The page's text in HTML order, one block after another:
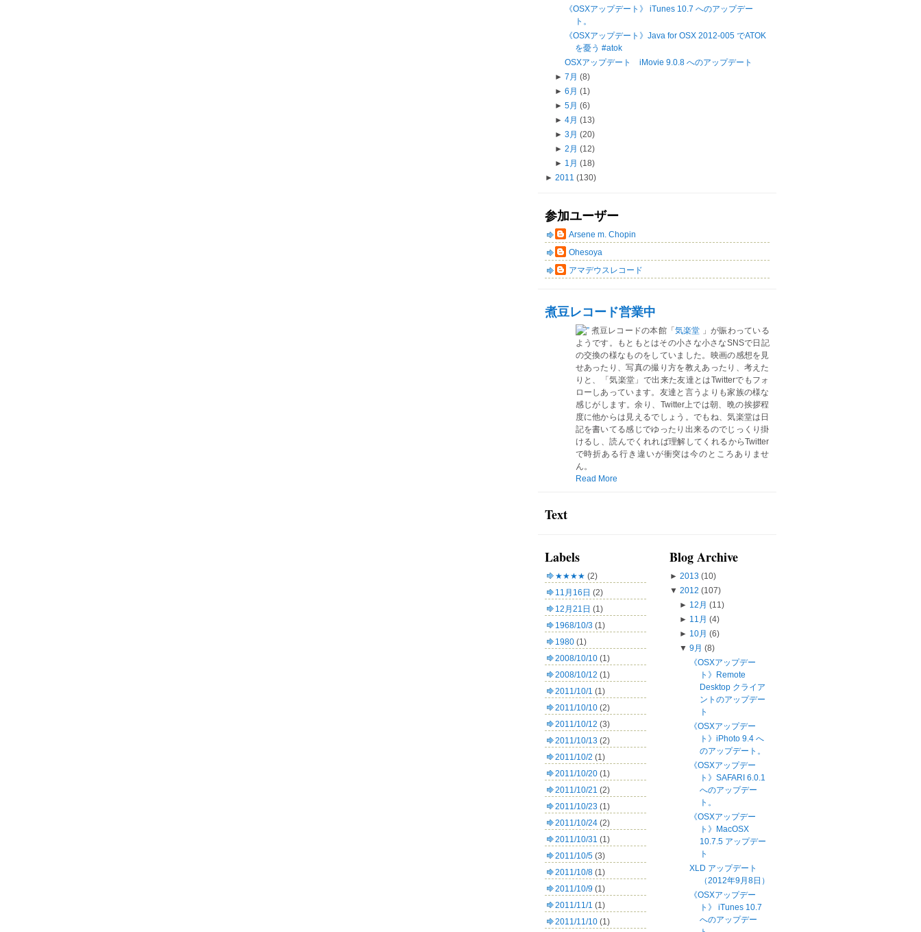
《OSXアップデート》 iTunes 10.7 へのアップデー
ト。
《OSXアップデート》Java for OSX 2012-005 でATOK
を憂う #atok
OSXアップデート iMovie 9.0.8 へのアップデート
► 7月 (8)
► 6月 (1)
► 5月 (6)
► 4月 (13)
► 3月 (20)
► 2月 (12)
► 1月 (18)
► 2011 (130)
参加ユーザー
Arsene m. Chopin
Ohesoya
アマデウスレコード
煮豆レコード営業中
煮豆レコードの本館「 気楽堂 」が賑わっている
ようです。もともとはその小さな小さなSNSで日記
の交換の様なものをしていました。映画の感想を見
せあったり、写真の撮り方を教えあったり、考えた
りと、「気楽堂」で出来た友達とはTwitterでもフォ
ローしあっています。友達と言うよりも家族の様な
感じがします。余り、Twitter上では朝、晩の挨拶程
度に他からは見えるでしょう。でもね、気楽堂は日
記を書いてる感じでゆったり出来るのでじっくり掛
けるし、読んでくれれば理解してくれるからTwitter
で時折ある行き違いが衝突は今のところありませ
ん。
Read More
Text
Labels
★★★★ (2)
11月16日 (2)
12月21日 (1)
1968/10/3 (1)
1980 (1)
2008/10/10 (1)
2008/10/12 (1)
2011/10/1 (1)
2011/10/10 (2)
2011/10/12 (3)
2011/10/13 (2)
2011/10/2 (1)
2011/10/20 (1)
2011/10/21 (2)
2011/10/23 (1)
2011/10/24 (2)
2011/10/31 (1)
2011/10/5 (3)
2011/10/8 (1)
2011/10/9 (1)
2011/11/1 (1)
2011/11/10 (1)
Blog Archive
► 2013 (10)
▼ 2012 (107)
► 12月 (11)
► 11月 (4)
► 10月 (6)
▼ 9月 (8)
《OSXアップデー
ト》Remote
Desktop クライア
ントのアップデー
ト
《OSXアップデー
ト》iPhoto 9.4 へ
のアップデート。
《OSXアップデー
ト》SAFARI 6.0.1
へのアップデー
ト。
《OSXアップデー
ト》MacOSX
10.7.5 アップデー
ト
XLD アップデート
（2012年9月8日）
《OSXアップデー
ト》 iTunes 10.7
へのアップデー